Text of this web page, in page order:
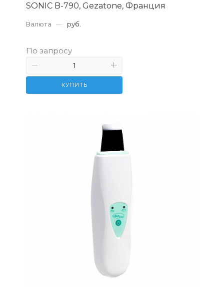
SONIC B-790, Gezatone, Франция
Валюта — руб.
По запросу
КУПИТЬ